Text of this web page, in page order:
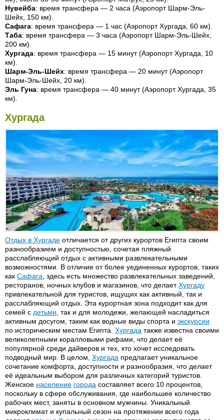
Нувейба: время трансфера — 2 часа (Аэропорт Шарм-Эль-
Шейх, 150 км).
Сафага: время трансфера — 1 час (Аэропорт Хургада, 60 км).
Таба: время трансфера — 3 часа (Аэропорт Шарм-Эль-Шейх,
200 км).
Хургада: время трансфера — 15 минут (Аэропорт Хургада, 10
км).
Шарм-Эль-Шейх: время трансфера — 20 минут (Аэропорт
Шарм-Эль-Шейх, 20 км).
Эль Гуна: время трансфера — 40 минут (Аэропорт Хургада, 35
км).
Хургада
Отдых в Хургаде отличается от других курортов Египта своим
разнообразием и доступностью, сочетая пляжный
расслабляющий отдых с активными развлекательными
возможностями. В отличие от более уединенных курортов, таких
как Сафага , здесь есть множество развлекательных заведений,
ресторанов, ночных клубов и магазинов, что делаетХургаду
привлекательной для туристов, ищущих как активный, так и
расслабляющий отдых. Эта курортная зона подходит как для
семей с детьми , так и для молодежи, желающей насладиться
активным досугом, таким как водные виды спорта и экскурсии
по историческим местам Египта. Хургада также известна своими
великолепными коралловыми рифами, что делает её
популярной среди дайверов и тех, кто хочет исследовать
подводный мир. В целом, Хургада предлагает уникальное
сочетание комфорта, доступности и разнообразия, что делает
её идеальным выбором для различных категорий туристов.
Женское население города составляет всего 10 процентов,
поскольку в сфере обслуживания, где наибольшее количество
рабочих мест, заняты в основном мужчины. Уникальный
микроклимат и купальный сезон на протяжении всего года